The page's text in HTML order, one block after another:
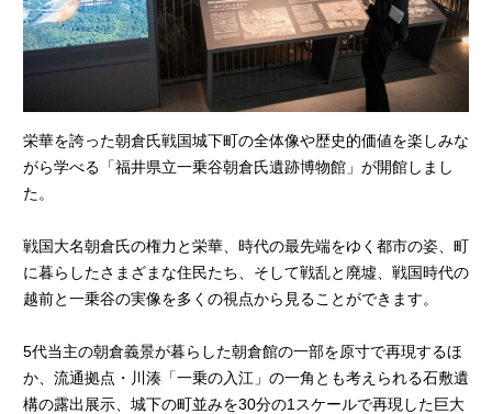
栄華を誇った朝倉氏戦国城下町の全体像や歴史的価値を楽しみな
がら学べる「福井県立一乗谷朝倉氏遺跡博物館」が開館しまし
た。
戦国大名朝倉氏の権力と栄華、時代の最先端をゆく都市の姿、町
に暮らしたさまざまな住民たち、そして戦乱と廃墟、戦国時代の
越前と一乗谷の実像を多くの視点から見ることができます。
5代当主の朝倉義景が暮らした朝倉館の一部を原寸で再現するほ
か、流通拠点・川湊「一乗の入江」の一角とも考えられる石敷遺
構の露出展示、城下の町並みを30分の1スケールで再現した巨大